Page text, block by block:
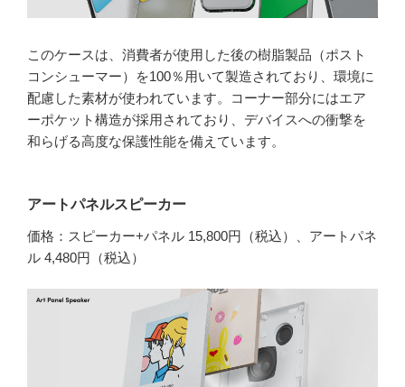
このケースは、消費者が使用した後の樹脂製品（ポスト
コンシューマー）を100％用いて製造されており、環境に
配慮した素材が使われています。コーナー部分にはエア
ーポケット構造が採用されており、デバイスへの衝撃を
和らげる高度な保護性能を備えています。
アートパネルスピーカー
価格：スピーカー+パネル 15,800円（税込）、アートパネ
ル 4,480円（税込）